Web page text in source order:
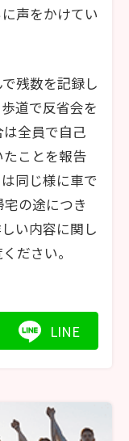
声をかけてい
残数を記録し
道で反省会を
全員で自己
ことを報告
同じ様に車で
の途につき
い内容に関し
ださい。
LINE